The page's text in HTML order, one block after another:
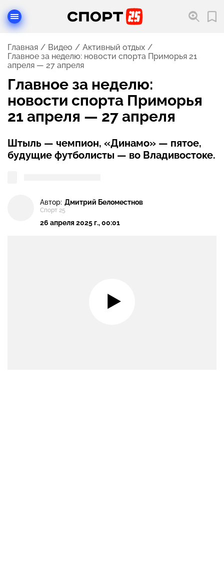
Главная Видео
Активный отдых
Главное за неделю: новости спорта Приморья 21
апреля — 27 апреля
Главное за неделю:
новости спорта Приморья
21 апреля — 27 апреля
Штыль — чемпион, «Динамо» — пятое,
будущие футболисты — во Владивостоке.
Автор: Дмитрий Беломестнов
Спорт 25
26 апреля 2025 г., 00:01